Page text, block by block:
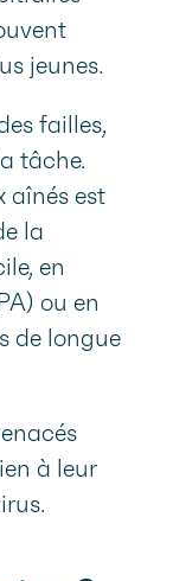
jeunes.
failles,
tâche.
aînés est
la
en
ou en
de longue
à leur